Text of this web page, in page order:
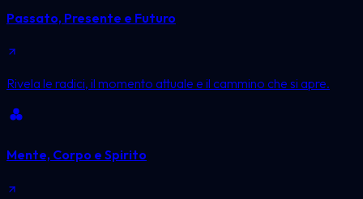
Passato, Presente e Futuro
Rivela le radici, il momento attuale e il cammino che si apre.
Mente, Corpo e Spirito